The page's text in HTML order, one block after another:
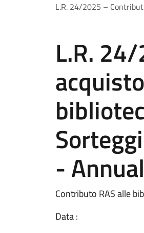
L.R. 24/2025 –
L.R.
-
Contributo RAS alle
Data :